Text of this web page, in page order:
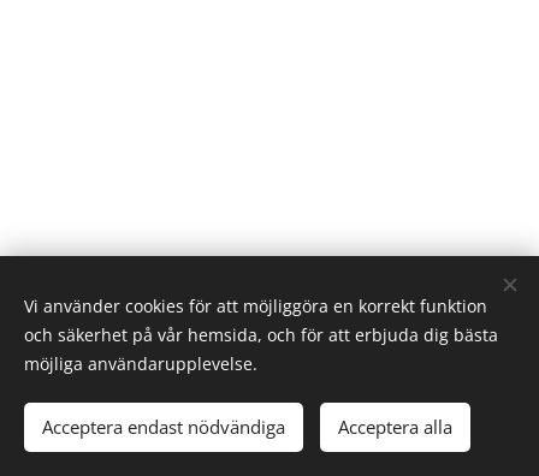
Webnode
Vi använder cookies för att möjliggöra en korrekt funktion
och säkerhet på vår hemsida, och för att erbjuda dig bästa
möjliga användarupplevelse.
Acceptera endast nödvändiga Acceptera alla